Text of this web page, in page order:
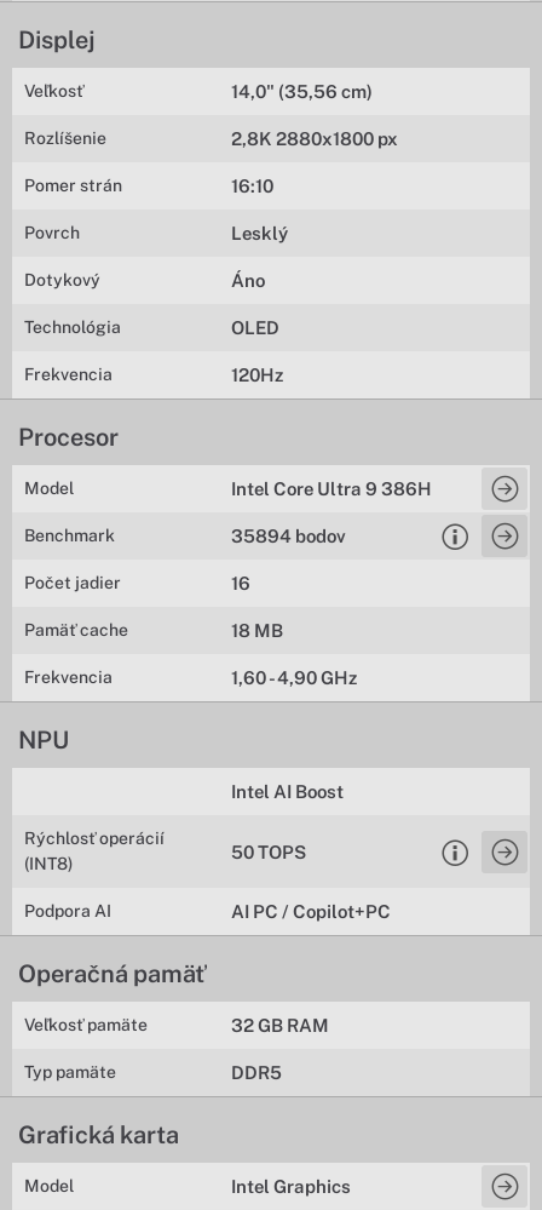
Displej
Veľkosť 14,0" (35,56 cm)
Rozlíšenie 2,8K 2880x1800 px
Pomer strán 16:10
Povrch Lesklý
Dotykový Áno
Technológia OLED
Frekvencia 120Hz
Procesor
Model Intel Core Ultra 9 386H
Benchmark 35894 bodov
Počet jadier 16
Pamäť cache 18 MB
Frekvencia 1,60 - 4,90 GHz
NPU
Intel AI Boost
Rýchlosť operácií
(INT8)
50 TOPS
Podpora AI AI PC / Copilot+PC
Operačná pamäť
Veľkosť pamäte 32 GB RAM
Typ pamäte DDR5
Grafická karta
Model Intel Graphics